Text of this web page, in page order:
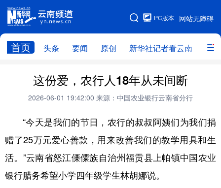
网站无障碍
PC版本
首页 头条 要闻 原创 新华社记者看云南 政务
网站地图
头条 云南要闻 本网原创
新华社记者看云南 政务 人事
廉政 云南省领导报道集 旅游
教育
州市
社会
图片
经济 服务
这份爱，农行人18年从未间断
2026-06-01 19:42:00 来源：中国农业银行云南省分行
“今天是我们的节日，农行的叔叔阿姨们为我们捐
赠了25万元爱心善款，用来改善我们的教学用具和生
活。”云南省怒江傈僳族自治州福贡县上帕镇中国农业
银行腊务希望小学四年级学生林胡娜说。